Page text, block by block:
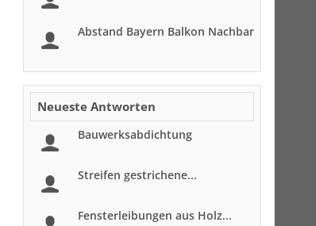
Abstand Bayern Balkon Nachbar
Neueste Antworten
Bauwerksabdichtung
Streifen gestrichene...
Fensterleibungen aus Holz...